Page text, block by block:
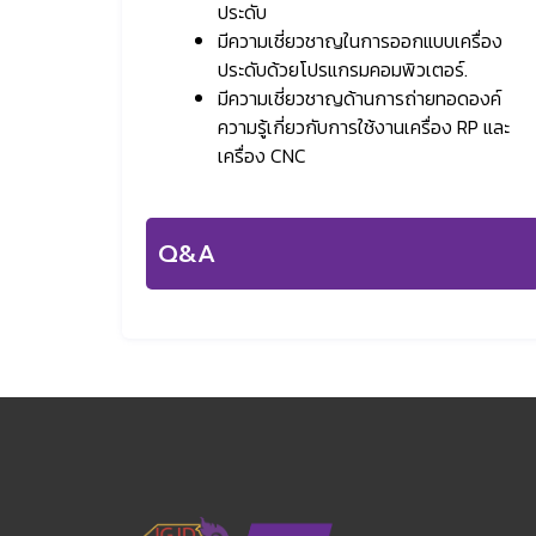
ประดับ
มีความเชี่ยวชาญในการออกแบบเครื่อง
ประดับด้วยโปรแกรมคอมพิวเตอร์.
มีความเชี่ยวชาญด้านการถ่ายทอดองค์
ความรู้เกี่ยวกับการใช้งานเครื่อง RP และ
เครื่อง CNC
Q&A